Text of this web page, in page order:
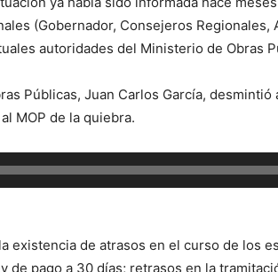
(Gobernador, Consejeros Regionales,
autoridades del Ministerio de Obras
Públicas, Juan Carlos García, desmintió
MOP de la quiebra.
existencia de atrasos en el curso de los
de pago a 30 días; retrasos en la